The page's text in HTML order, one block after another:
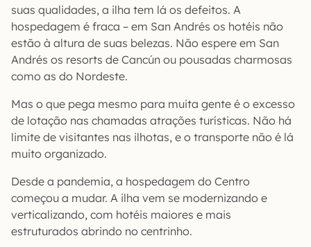
suas qualidades, a ilha tem lá os defeitos. A
hospedagem é fraca – em San Andrés os hotéis não
estão à altura de suas belezas. Não espere em San
Andrés os resorts de Cancún ou pousadas charmosas
como as do Nordeste.
Mas o que pega mesmo para muita gente é o excesso
de lotação nas chamadas atrações turísticas. Não há
limite de visitantes nas ilhotas, e o transporte não é lá
muito organizado.
Desde a pandemia, a hospedagem do Centro
começou a mudar. A ilha vem se modernizando e
verticalizando, com hotéis maiores e mais
estruturados abrindo no centrinho.